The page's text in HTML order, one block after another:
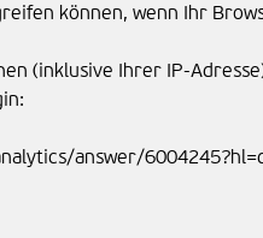
können, wenn Ihr
(inklusive Ihrer IP-
answer/